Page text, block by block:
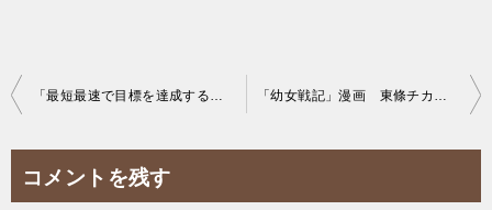
投
ビ
「最短最速で目標を達成するＯＫＲマネジメント入門」天野勝（2019）かんき出版 2つの… 「幼女戦記」漫画 東條チカ 原作 カルロ・ゼン大人気ヒットの異世界転生シリーズの一つ。…
コメントを残す